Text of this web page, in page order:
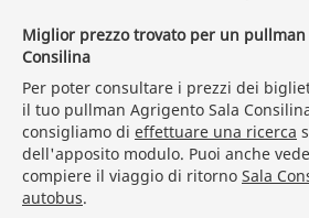
Miglior prezzo trovato per un
Consilina
Per poter consultare i prezzi dei
il tuo pullman Agrigento Sala
consigliamo di effettuare una ricerca
dell'apposito modulo. Puoi anche
compiere il viaggio di ritorno Sala
autobus.